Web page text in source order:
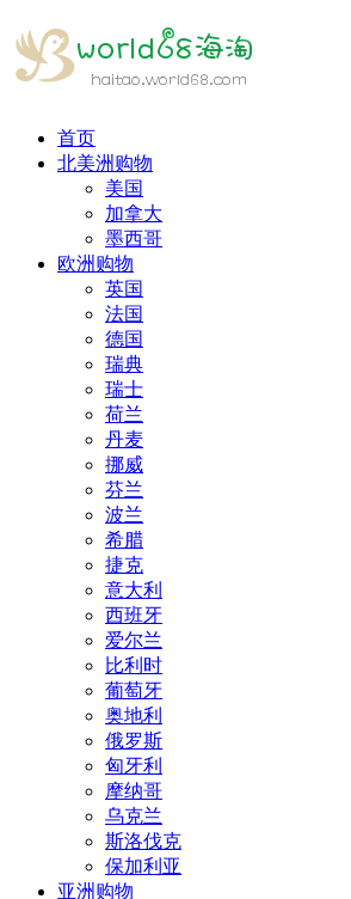
首页
北美洲购物
美国
加拿大
墨西哥
欧洲购物
英国
法国
德国
瑞典
瑞士
荷兰
丹麦
挪威
芬兰
波兰
希腊
捷克
意大利
西班牙
爱尔兰
比利时
葡萄牙
奥地利
俄罗斯
匈牙利
摩纳哥
乌克兰
斯洛伐克
保加利亚
亚洲购物